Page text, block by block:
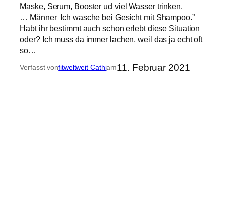
Maske, Serum, Booster ud viel Wasser trinken.
… Männer Ich wasche bei Gesicht mit Shampoo.”
Habt ihr bestimmt auch schon erlebt diese Situation
oder? Ich muss da immer lachen, weil das ja echt oft
so…
Verfasst vonfitweltweit Cathiam11. Februar 2021